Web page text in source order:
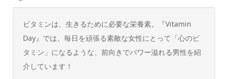
ビタミンは、生きるために必要な栄養素。『Vitamin
Day』では、毎日を頑張る素敵な女性にとって「心のビ
タミン」になるような、前向きでパワー溢れる男性を紹
介しています！